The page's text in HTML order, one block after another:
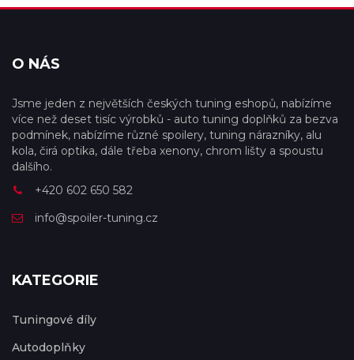
O NÁS
Jsme jeden z největších českých tuning eshopů, nabízíme
více než deset tisíc výrobků - auto tuning doplňků za bezva
podmínek, nabízíme různé spoilery, tuning nárazníky, alu
kola, čirá optika, dále třeba xenony, chrom lišty a spoustu
dalšího.
+420 602 650 582
info@spoiler-tuning.cz
KATEGORIE
Tuningové díly
Autodoplňky